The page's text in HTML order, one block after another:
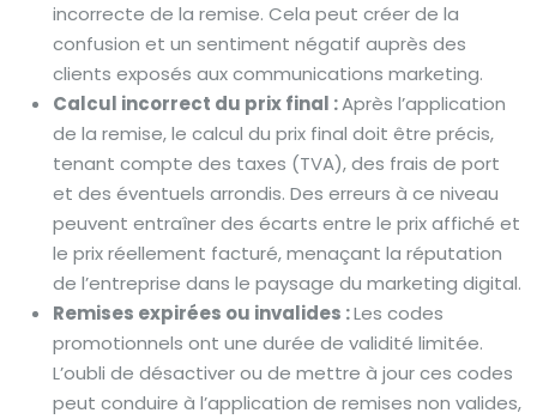
incorrecte de la remise. Cela peut créer de la
confusion et un sentiment négatif auprès des
clients exposés aux communications marketing.
Calcul incorrect du prix final :Après l’application
de la remise, le calcul du prix final doit être précis,
tenant compte des taxes (TVA), des frais de port
et des éventuels arrondis. Des erreurs à ce niveau
peuvent entraîner des écarts entre le prix affiché et
le prix réellement facturé, menaçant la réputation
de l’entreprise dans le paysage du marketing digital.
Remises expirées ou invalides :Les codes
promotionnels ont une durée de validité limitée.
L’oubli de désactiver ou de mettre à jour ces codes
peut conduire à l’application de remises non valides,